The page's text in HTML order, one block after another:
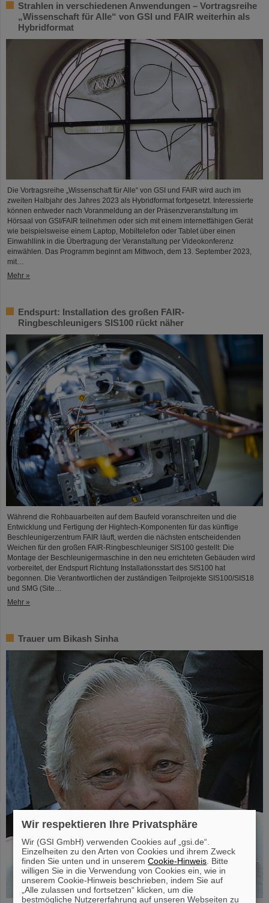
Strahlen in verschiedenen Anwendungen – Vortragsreihe
„Wissenschaft für Alle“ von GSI und FAIR weiterhin als
Hybridformat
Die Vortragsreihe „Wissenschaft für Alle“ von GSI und FAIR wird auch im
zweiten Halbjahr des Jahres 2023 als Hybridformat fortgesetzt. Interessierte
können entweder nach Voranmeldung an der Präsenzveranstaltung im
Hörsaal von GSI/FAIR teilnehmen oder sich mit einem internetfähigen Gerät
wie beispielsweise einem Laptop, Mobiltelefon oder Tablet über einen
Einwahllink in die Übertragung der Veranstaltung per Videokonferenz
einwählen. Das Programm beginnt am Mittwoch, dem 13. September 2023,
mit…
Mehr »
Endspurt: Installation des großen FAIR-
Ringbeschleunigers SIS100 rückt näher
Während die Rohbauarbeiten auf dem Baufeld voranschreiten und die
Entwicklung und Fertigung der Hightech-Komponenten für das künftige
Beschleunigerzentrum FAIR läuft, werden die nächsten entscheidenden
Weichen für den großen FAIR-Ringbeschleuniger SIS100 gestellt: Die
Montage der Beschleunigermaschine in den neu errichteten Gebäuden wird
vorbereitet, der Endspurt Richtung Installationsstart des SIS100 hat
begonnen. Die Verantwortlichen der zuständigen Teilprojekte SIS100/SIS18
und SMG (Site…
Mehr »
Trauer um Bikash Sinha
Wir respektieren Ihre Privatsphäre
Wir (GSI GmbH) verwenden Cookies auf „gsi.de“.
Einzelheiten zu den Arten von Cookies und ihrem Zweck
finden Sie unten und in unseremCookie-Hinweis . Bitte
willigen Sie in die Verwendung von Cookies ein, wie in
unserem Cookie-Hinweis beschrieben, indem Sie auf
„Alle zulassen und fortsetzen“ klicken, um die
bestmögliche Nutzererfahrung auf unseren Webseiten zu